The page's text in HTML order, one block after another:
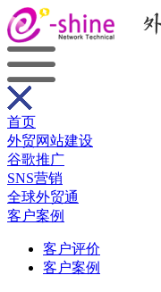
首页
外贸网站建设
谷歌推广
SNS营销
全球外贸通
客户案例
客户评价
客户案例